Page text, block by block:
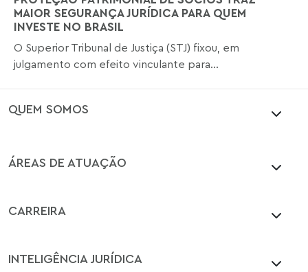
MAIOR SEGURANÇA JURÍDICA PARA QUEM
INVESTE NO BRASIL
O Superior Tribunal de Justiça (STJ) fixou, em
julgamento com efeito vinculante para...
QUEM SOMOS
ÁREAS DE ATUAÇÃO
CARREIRA
INTELIGÊNCIA JURÍDICA